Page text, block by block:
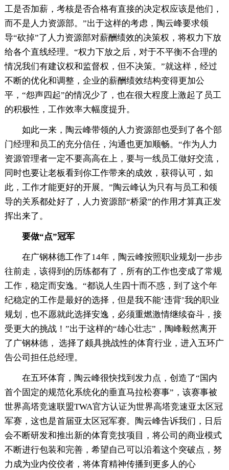
工是否加薪，考核是否合格有直接的决定权应该是他们，
而不是人力资源部。”出于这样的考虑，陶云峰要求领
导“砍掉”了人力资源部对薪酬绩效的决策权，将权力下放
给各个直线经理。“权力下放之后，对于不平衡不合理的
情况我们有建议权和监督权，但不决策。”就这样，经过
不断的优化和调整，企业的薪酬绩效结构变得更加公
平，“怨声四起”的情况少了，也在很大程度上激起了员工
的积极性，工作效率大幅度提升。
如此一来，陶云峰带领的人力资源部也受到了各个部
门经理和员工的充分信任，沟通也更加顺畅。“作为人力
资源管理者一定不要高高在上，要与一线员工做好交流，
同时也要让老板看到你工作带来的成效，获得认可，如
此，工作才能更好的开展。”陶云峰认为只有与员工和领
导的关系都处好了，人力资源部“桥梁”的作用才算真正发
挥出来了。
要做“点”冠军
在广钢林德工作了14年，陶云峰按照职业规划一步步
往前走，该得到的历练都有了，所有的工作也变成了常规
工作，稳定而安逸。“都说人生四十而不惑，到了这个年
纪稳定的工作是最好的选择，但是我不能‘违背’我的职业
规划，也不愿就此选择安逸，必须重燃激情继续奋斗，接
受更大的挑战！”出于这样的“雄心壮志”，陶峰毅然离开
了广钢林德， 选择了颇具挑战性的体育行业，进入五环广
告公司担任总经理。
在五环体育，陶云峰很快找到发力点，创造了“国内
首个固定的规范化系统化的垂直马拉松赛事”，该赛事被
世界高塔竞速联盟TWA官方认证为世界高塔竞速亚太区冠
军赛，这也是首届亚太区冠军赛。陶云峰告诉我们，日后
会不断研发和推出新的体育竞技项目，将公司的商业模式
不断进行包装和完善，希望自己可以沿着这个突破点，努
力成为业内佼佼者，将体育精神传播到更多人的心